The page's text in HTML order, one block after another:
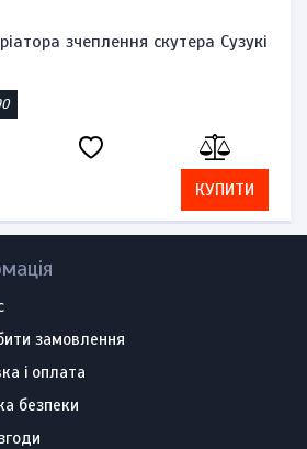
бензобака та
КУПИТИ
замовлення
і оплата
безпеки